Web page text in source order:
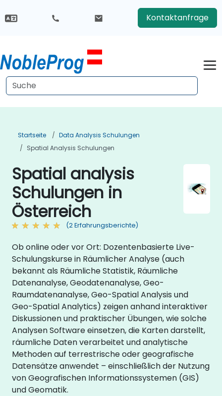
Kontaktanfrage
Startseite
Data Analysis Schulungen
Spatial Analysis Schulungen
Spatial analysis
Schulungen in
Österreich
(2 Erfahrungsberichte)
Ob online oder vor Ort: Dozentenbasierte Live-
Schulungskurse in Räumlicher Analyse (auch
bekannt als Räumliche Statistik, Räumliche
Datenanalyse, Geodatenanalyse, Geo-
Raumdatenanalyse, Geo-Spatial Analysis und
Geo-Spatial Analytics) zeigen anhand interaktiver
Diskussionen und praktischer Übungen, wie solche
Analysen Software einsetzen, die Karten darstellt,
räumliche Daten verarbeitet und analytische
Methoden auf terrestrische oder geografische
Datensätze anwendet – einschließlich der Nutzung
von Geografischen Informationssystemen (GIS)
und Geomatik.